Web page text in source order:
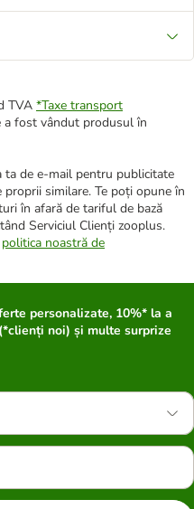
TVA *Taxe transport
a fost vândut produsul în
de e-mail pentru publicitate
similare. Te poți opune în
în afară de tariful de bază
Serviciul Clienți zooplus.
politica noastră de
personalizate, 10%* la a
noi) și multe surprize